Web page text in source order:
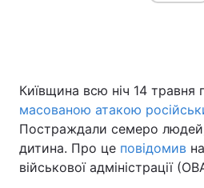
Київщина всю ніч 14 травня
масованою атакою
Постраждали семеро
дитина. Про це повідомив
військової адміністрації